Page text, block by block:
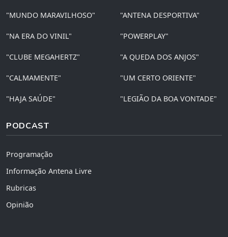
"MUNDO MARAVILHOSO" "ANTENA DESPORTIVA"
"NA ERA DO VINIL" "POWERPLAY"
"CLUBE MEGAHERTZ" "A QUEDA DOS ANJOS"
"CALMAMENTE" "UM CERTO ORIENTE"
"HAJA SAÚDE" "LEGIÃO DA BOA VONTADE"
PODCAST
Programação
Informação Antena Livre
Rubricas
Opinião